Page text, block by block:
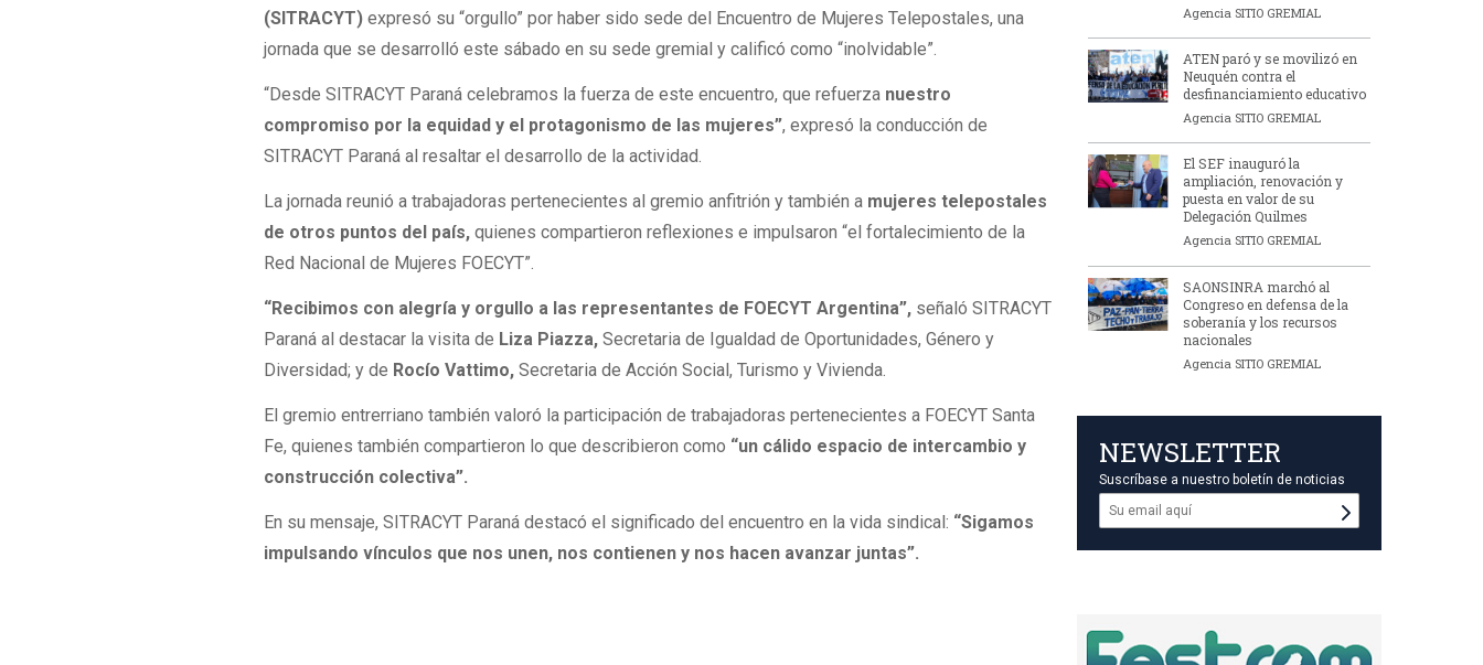
(SITRACYT) expresó su “orgullo” por haber sido sede del Encuentro de Mujeres Telepostales, una
jornada que se desarrolló este sábado en su sede gremial y calificó como “inolvidable”.
“Desde SITRACYT Paraná celebramos la fuerza de este encuentro, que refuerza nuestro
compromiso por la equidad y el protagonismo de las mujeres”, expresó la conducción de
SITRACYT Paraná al resaltar el desarrollo de la actividad.
La jornada reunió a trabajadoras pertenecientes al gremio anfitrión y también a mujeres telepostales
de otros puntos del país,quienes compartieron reflexiones e impulsaron “el fortalecimiento de la
Red Nacional de Mujeres FOECYT”.
“Recibimos con alegría y orgullo a las representantes de FOECYT Argentina”, señaló SITRACYT
Paraná al destacar la visita de Liza Piazza,Secretaria de Igualdad de Oportunidades, Género y
Diversidad; y de Rocío Vattimo,Secretaria de Acción Social, Turismo y Vivienda.
El gremio entrerriano también valoró la participación de trabajadoras pertenecientes a FOECYT Santa
Fe, quienes también compartieron lo que describieron como “un cálido espacio de intercambio y
construcción colectiva”.
En su mensaje, SITRACYT Paraná destacó el significado del encuentro en la vida sindical: “Sigamos
impulsando vínculos que nos unen, nos contienen y nos hacen avanzar juntas”.
Agencia SITIO GREMIAL
ATEN paró y se movilizó en
Neuquén contra el
desfinanciamiento educativo
Agencia SITIO GREMIAL
El SEF inauguró la
ampliación, renovación y
puesta en valor de su
Delegación Quilmes
Agencia SITIO GREMIAL
SAONSINRA marchó al
Congreso en defensa de la
soberanía y los recursos
nacionales
Agencia SITIO GREMIAL
NEWSLETTER
Suscríbase a nuestro boletín de noticias